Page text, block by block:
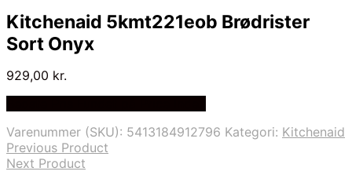
Kitchenaid 5kmt221eob Brødrister
Sort Onyx
929,00 kr.
Varenummer (SKU): 5413184912796 Kategori: Kitchenaid
Previous Product
Next Product